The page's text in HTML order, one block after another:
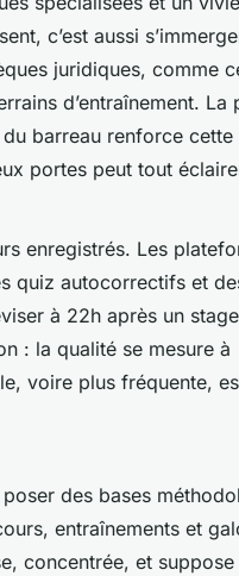
c’est aussi
juridiques, comme
d’entraînement. La
barreau renforce cette
portes peut tout
enregistrés. Les
quiz autocorrectifs et
à 22h après un
: la qualité se mesure à
voire plus fréquente,
des bases
entraînements et
concentrée, et